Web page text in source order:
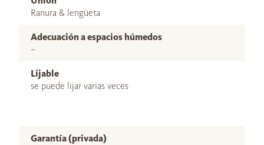
Ranura & lengüeta
Adecuación a espacios húmedos
–
Lijable
se puede lijar varias veces
Garantía (privada)